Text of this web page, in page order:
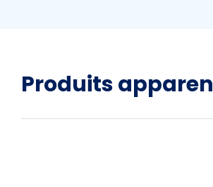
Produits